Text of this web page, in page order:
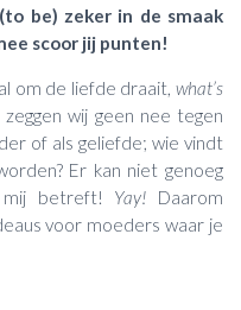
be) zeker in de smaak
scoor jij punten!
om de liefde draait, what’s
wij geen nee tegen
of als geliefde; wie vindt
Er kan niet genoeg
mij betreft! Yay! Daarom
voor moeders waar je